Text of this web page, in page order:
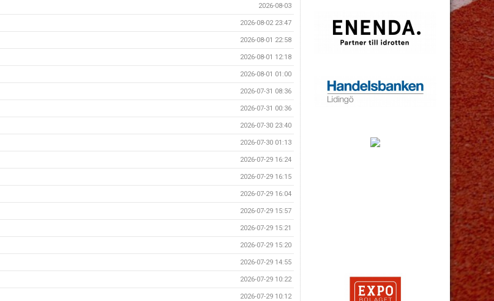
2026-08-03
2026-08-02 23:47
2026-08-01 22:58
2026-08-01 12:18
2026-08-01 01:00
2026-07-31 08:36
2026-07-31 00:36
2026-07-30 23:40
2026-07-30 01:13
2026-07-29 16:24
2026-07-29 16:15
2026-07-29 16:04
2026-07-29 15:57
2026-07-29 15:21
2026-07-29 15:20
2026-07-29 14:55
2026-07-29 10:22
2026-07-29 10:12